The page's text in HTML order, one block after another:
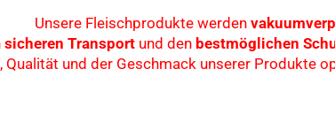
Unsere Fleischprodukte werden
sicheren Transportund den bestmöglichen
Qualität und der Geschmack unserer Produkte